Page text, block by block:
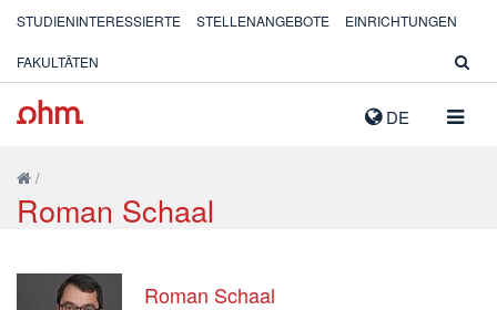
DE
STUDIENINTERESSIERTE STELLENANGEBOTE EINRICHTUNGEN
FAKULTÄTEN
/
Roman Schaal
Roman Schaal